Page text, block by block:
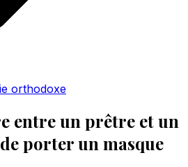
orthodoxe
entre un prêtre et un
porter un masque